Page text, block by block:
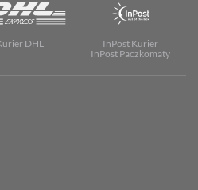
DHL
InPost Kurier
InPost Paczkomaty